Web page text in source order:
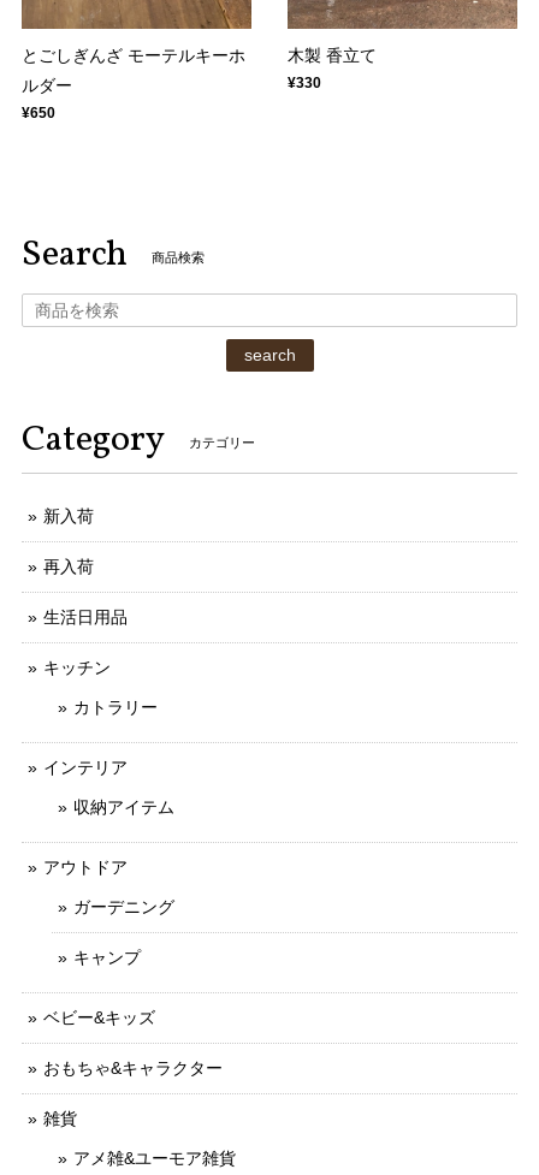
とごしぎんざ モーテルキーホ
ルダー
¥650
木製 香立て
¥330
Search 商品検索
search
Category カテゴリー
新入荷
再入荷
生活日用品
キッチン
カトラリー
インテリア
収納アイテム
アウトドア
ガーデニング
キャンプ
ベビー&キッズ
おもちゃ&キャラクター
雑貨
アメ雑&ユーモア雑貨